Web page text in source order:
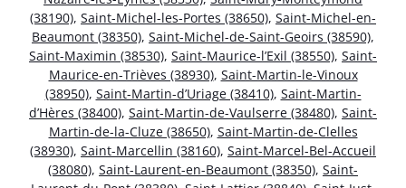
(38190), Saint-Michel-les-Portes (38650), Saint-Michel-en-
Beaumont (38350), Saint-Michel-de-Saint-Geoirs (38590),
Saint-Maximin (38530), Saint-Maurice-l’Exil (38550), Saint-
Maurice-en-Trièves (38930), Saint-Martin-le-Vinoux
(38950), Saint-Martin-d’Uriage (38410), Saint-Martin-
d’Hères (38400), Saint-Martin-de-Vaulserre (38480), Saint-
Martin-de-la-Cluze (38650), Saint-Martin-de-Clelles
(38930), Saint-Marcellin (38160), Saint-Marcel-Bel-Accueil
(38080), Saint-Laurent-en-Beaumont (38350), Saint-